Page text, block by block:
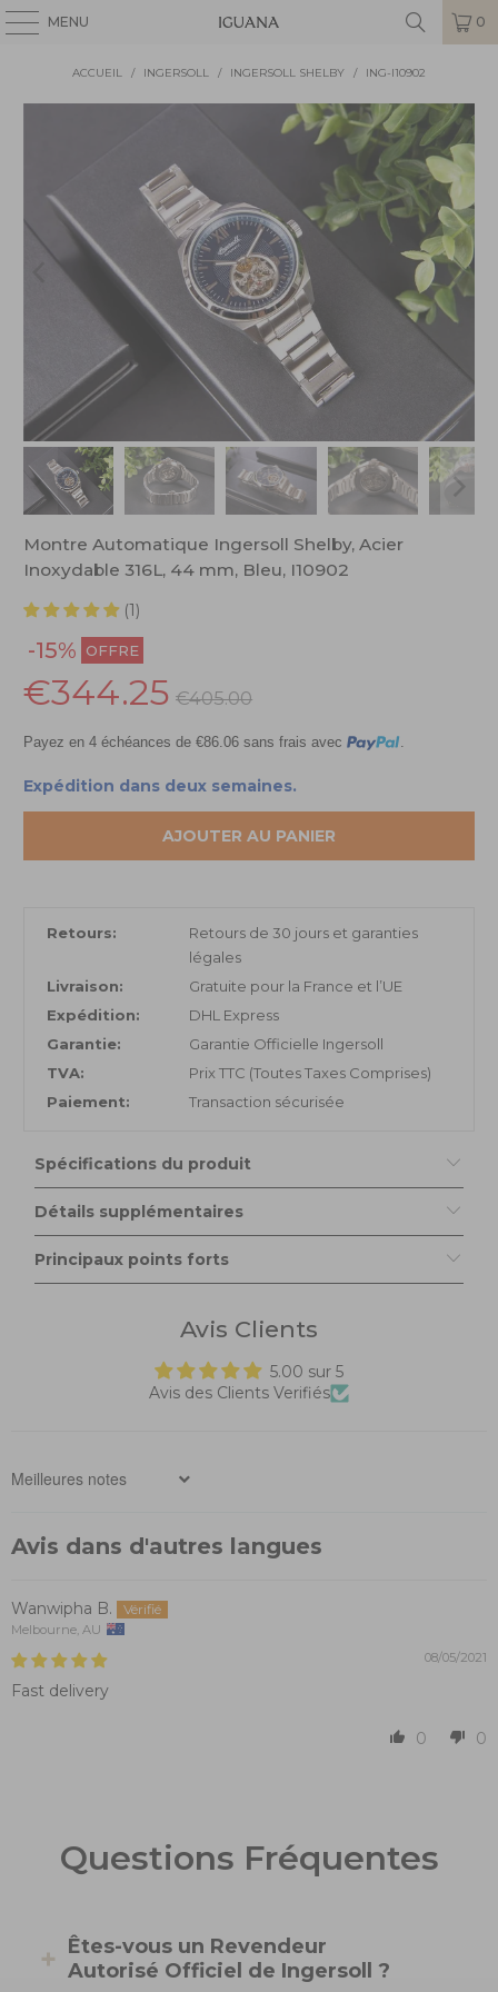
MENU 0
ACCUEIL / INGERSOLL / INGERSOLL SHELBY / ING-I10902
Montre Automatique Ingersoll Shelby, Acier
Inoxydable 316L, 44 mm, Bleu, I10902
(1)
-15% OFFRE
€344.25 €405.00
Payez en 4 échéances de €86.06 sans frais avec .
Expédition dans deux semaines.
AJOUTER AU PANIER
Retours:
Retours de 30 jours et garanties
légales
Livraison:
Gratuite pour la France et l’UE
Expédition:
DHL Express
Garantie:
Garantie Officielle Ingersoll
TVA:
Prix TTC (Toutes Taxes Comprises)
Paiement:
Transaction sécurisée
Spécifications du produit
Détails supplémentaires
Principaux points forts
Avis Clients
5.00 sur 5
Avis des Clients Verifiés
Sort by
Avis dans d'autres langues
Wanwipha B.
Melbourne, AU
08/05/2021
Fast delivery
0 0
Questions Fréquentes
Êtes-vous un Revendeur
Autorisé Officiel de Ingersoll ?